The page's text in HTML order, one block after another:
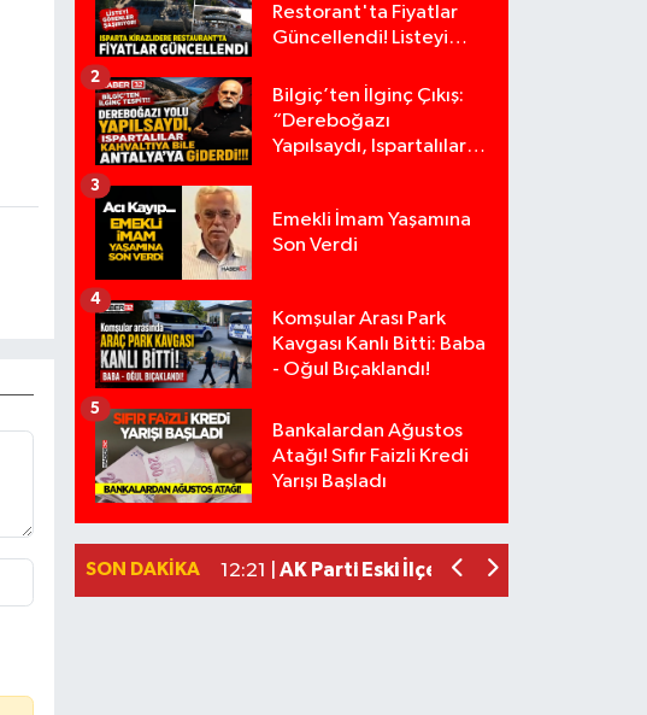
Restorant'ta Fiyatlar
Güncellendi! Listeyi
Bilgiç’ten İlginç Çıkış:
“Dereboğazı
Yapılsaydı, Ispartalılar
2
Emekli İmam Yaşamına
Son Verdi
3
Komşular Arası Park
Kavgası Kanlı Bitti: Baba
- Oğul Bıçaklandı!
4
Bankalardan Ağustos
Atağı! Sıfır Faizli Kredi
Yarışı Başladı
5
SON DAKIKA
17:18 |Anız Yangını Kazaya Neden Oldu: 13
17:08 |Alevlere Teslim Olan Gecekondu
13:46 |
12:21 | AK Parti Eski İlçe Başkanının Aracı